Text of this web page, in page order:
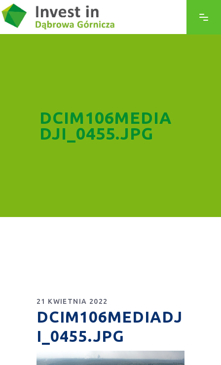
DCIM106MEDIA
DJI_0455.JPG
21 KWIETNIA 2022
DCIM106MEDIADJ
I_0455.JPG